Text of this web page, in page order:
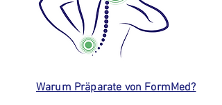
Warum Präparate von FormMed?